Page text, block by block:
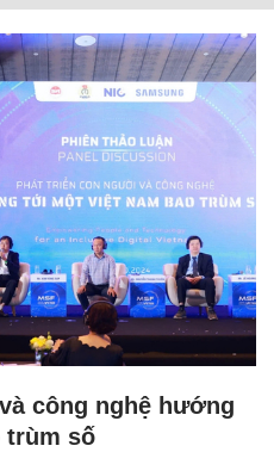
công nghệ hướng
trùm số